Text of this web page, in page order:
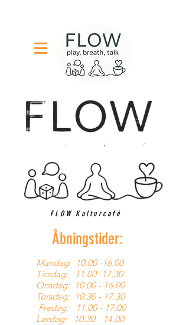
FLOW Kulturcafé
Åbningstider:
Mandag: 10.00 -16.00
Tirsdag:
11.00 -17.30
Onsdag: 10.00 - 16.00
Torsdag: 10.30 - 17.30
Fredag:
11.00 - 17.00
Lørdag:
10.30 - 14.00